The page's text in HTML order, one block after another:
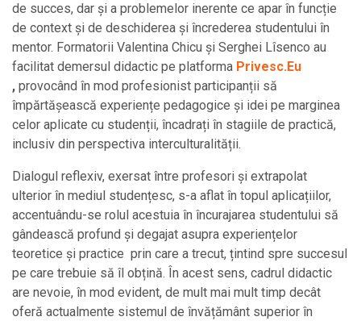
de succes, dar și a problemelor inerente ce apar în funcție
de context și de deschiderea și încrederea studentului în
mentor. Formatorii Valentina Chicu și Serghei Lîsenco au
facilitat demersul didactic pe platforma Privesc.Eu
, provocând în mod profesionist participanții să
împărtășească experiențe pedagogice și idei pe marginea
celor aplicate cu studenții, încadrați în stagiile de practică,
inclusiv din perspectiva interculturalității.
Dialogul reflexiv, exersat între profesori și extrapolat
ulterior în mediul studențesc, s-a aflat în topul aplicațiilor,
accentuându-se rolul acestuia în încurajarea studentului să
gândească profund și degajat asupra experiențelor
teoretice și practice prin care a trecut, țintind spre succesul
pe care trebuie să îl obțină. În acest sens, cadrul didactic
are nevoie, în mod evident, de mult mai mult timp decât
oferă actualmente sistemul de învățământ superior în